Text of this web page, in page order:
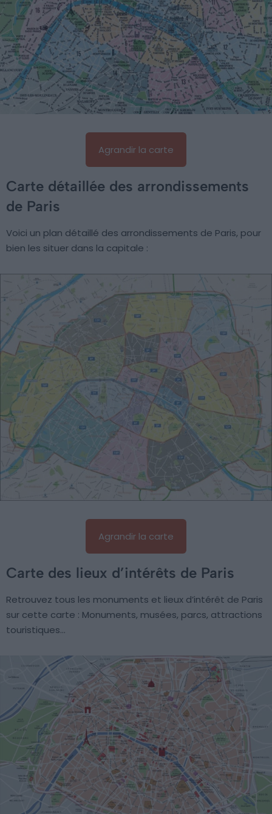
Agrandir la carte
Carte détaillée des arrondissements
de Paris
Voici un plan détaillé des arrondissements de Paris, pour
bien les situer dans la capitale :
Agrandir la carte
Carte des lieux d’intérêts de Paris
Retrouvez tous les monuments et lieux d’intérêt de Paris
sur cette carte : Monuments, musées, parcs, attractions
touristiques…